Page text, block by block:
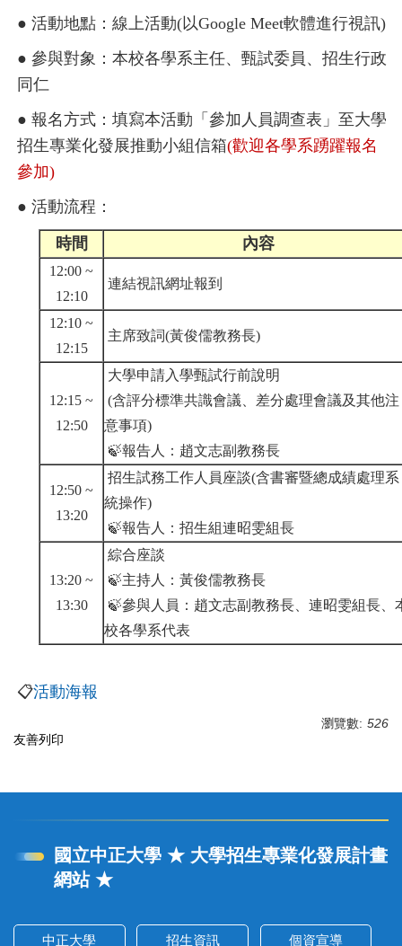
● 活動地點：線上活動(以Google Meet軟體進行視訊)
● 參與對象：本校各學系主任、甄試委員、招生行政
同仁
● 報名方式：填寫本活動「參加人員調查表」至大學
招生專業化發展推動小組信箱(歡迎各學系踴躍報名
參加)
● 活動流程：
時間 內容
12:00 ~
12:10
連結視訊網址報到
12:10 ~
12:15
主席致詞(黃俊儒教務長)
12:15 ~
12:50
大學申請入學甄試行前說明
(含評分標準共識會議、差分處理會議及其他注
意事項)
🍃報告人：趙文志副教務長
12:50 ~
13:20
招生試務工作人員座談(含書審暨總成績處理系
統操作)
🍃報告人：招生組連昭雯組長
13:20 ~
13:30
綜合座談
🍃主持人：黃俊儒教務長
🍃參與人員：趙文志副教務長、連昭雯組長、
校各學系代表
📋活動海報
瀏覽數: 526
友善列印
國立中正大學 ★ 大學招生專業化發展計畫
網站 ★
中正大學 招生資訊 個資宣導